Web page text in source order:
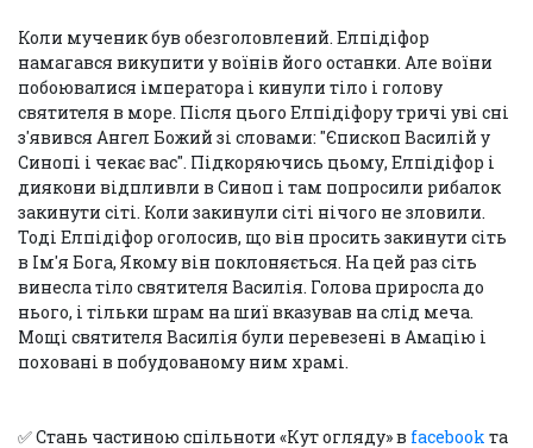
Коли мученик був обезголовлений. Елпідіфор
намагався викупити у воїнів його останки. Але воїни
побоювалися імператора і кинули тіло і голову
святителя в море. Після цього Елпідіфору тричі уві сні
з'явився Ангел Божий зі словами: "Єпископ Василій у
Синопі і чекає вас". Підкоряючись цьому, Елпідіфор і
диякони відпливли в Синоп і там попросили рибалок
закинути сіті. Коли закинули сіті нічого не зловили.
Тоді Елпідіфор оголосив, що він просить закинути сіть
в Ім'я Бога, Якому він поклоняється. На цей раз сіть
винесла тіло святителя Василія. Голова приросла до
нього, і тільки шрам на шиї вказував на слід меча.
Мощі святителя Василія були перевезені в Амацію і
поховані в побудованому ним храмі.
✅ Стань частиною спільноти «Кут огляду» в facebook та